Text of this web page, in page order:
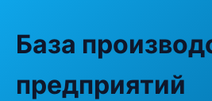
База
предприятий